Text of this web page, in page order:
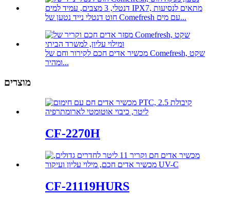
חוט דנטלי נייד נטען של Comefresh עם מים...
מכשיר אדים חכם לקירור וחם של Comefresh, שקט
ומהיר...
מוצרים
CF-2270H
CF-21119HURS